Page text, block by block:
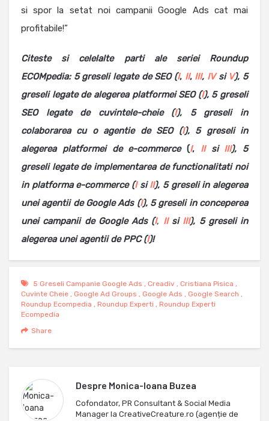
si spor la setat noi campanii Google Ads cat mai
profitabile!”
Citeste si
celelalte parti ale seriei Roundup
ECOMpedia: 5 greseli legate de SEO (I, II, III, IVsi V), 5
greseli legate de alegerea platformei SEO (I), 5 greseli
SEO legate de cuvintele-cheie (I), 5 greseli in
colaborarea cu o agentie de SEO (I), 5 greseli in
alegerea platformei de e-commerce (I, II si III),
5
greseli legate de implementarea de functionalitati noi
in platforma e-commerce (I si II), 5 greseli in alegerea
unei agentii de Google Ads (I), 5 greseli in conceperea
unei campanii de Google Ads (I, II si III), 5 greseli in
alegerea unei agentii de PPC (I)!
5 Greseli Campanie Google Ads , Creadiv , Cristiana Pisica ,
Cuvinte Cheie , Google Ad Groups , Google Ads , Google Search ,
Roundup Ecompedia , Roundup Experti , Roundup Experti
Ecompedia
Share
Despre Monica-Ioana Buzea
Cofondator, PR Consultant & Social Media
Manager la CreativeCreature.ro (agenție de